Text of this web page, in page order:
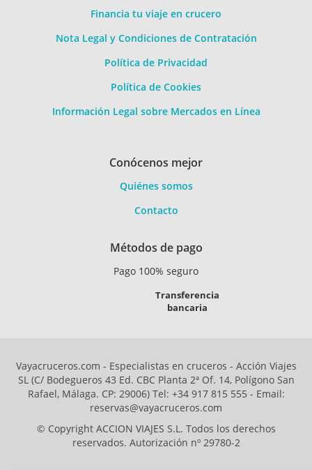
Financia tu viaje en crucero
Nota Legal y Condiciones de Contratación
Política de Privacidad
Política de Cookies
Información Legal sobre Mercados en Línea
Conócenos mejor
Quiénes somos
Contacto
Métodos de pago
Pago 100% seguro
Transferencia
bancaria
Vayacruceros.com - Especialistas en cruceros - Acción Viajes
SL (C/ Bodegueros 43 Ed. CBC Planta 2ª Of. 14, Polígono San
Rafael, Málaga. CP: 29006) Tel: +34 917 815 555 - Email:
reservas@vayacruceros.com
© Copyright ACCION VIAJES S.L. Todos los derechos
reservados. Autorización nº 29780-2